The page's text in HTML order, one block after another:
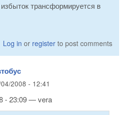
трансформируется в
Log in or register to post comments
04/2008 - 12:41
- 23:09 — vera